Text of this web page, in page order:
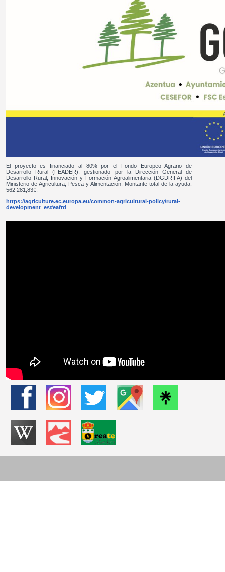
El proyecto es financiado al 80% por el Fondo Europeo Agrario de
Desarrollo Rural (FEADER), gestionado por la Dirección General de
Desarrollo Rural, Innovación y Formación Agroalimentaria (DGDRIFA) del
Ministerio de Agricultura, Pesca y Alimentación. Montante total de la ayuda:
562.281,83€.
https://agriculture.ec.europa.eu/common-agricultural-policy/rural-
development_es#eafrd